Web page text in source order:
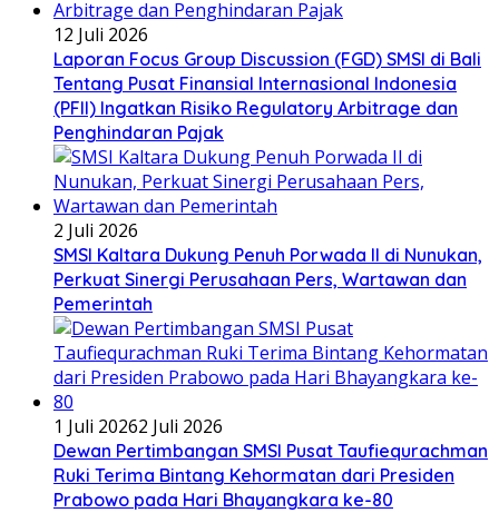
12 Juli 2026
Laporan Focus Group Discussion (FGD) SMSI di Bali
Tentang Pusat Finansial Internasional Indonesia
(PFII) Ingatkan Risiko Regulatory Arbitrage dan
Penghindaran Pajak
2 Juli 2026
SMSI Kaltara Dukung Penuh Porwada II di Nunukan,
Perkuat Sinergi Perusahaan Pers, Wartawan dan
Pemerintah
1 Juli 20262 Juli 2026
Dewan Pertimbangan SMSI Pusat Taufiequrachman
Ruki Terima Bintang Kehormatan dari Presiden
Prabowo pada Hari Bhayangkara ke-80